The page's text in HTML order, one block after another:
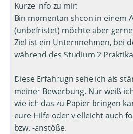
Kurze Info zu mir:
Bin momentan shcon in einem
(unbefristet) möchte aber
Ziel ist ein Unternnehmen, bei
während des Studium 2
Diese Erfahrugn sehe ich als
meiner Bewerbung. Nur weiß
wie ich das zu Papier bringen
eure Hilfe oder vielleicht auch
bzw. -anstöße.